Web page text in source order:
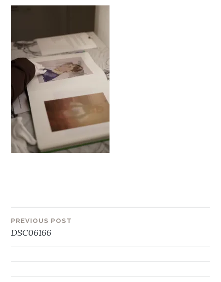
Beitragsnavigation
PREVIOUS POST
DSC06166